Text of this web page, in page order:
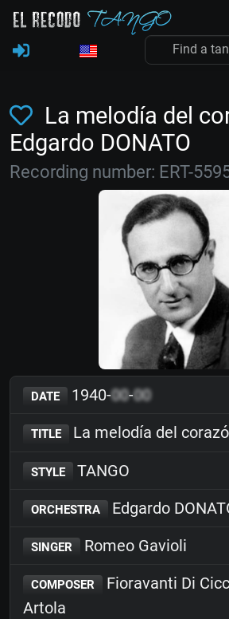
La melodía del
Edgardo DONATO
Recording number: ERT-
DATE 1940-00-00
TITLE La melodía del
STYLE TANGO
ORCHESTRA Edgardo
SINGER Romeo Gavioli
COMPOSER
Fioravanti Di
Artola